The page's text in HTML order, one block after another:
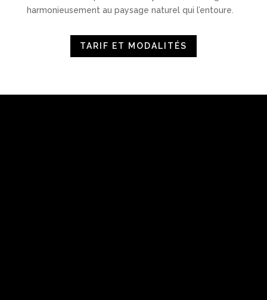
harmonieusement au paysage naturel qui l’entoure.
TARIF ET MODALITÉS